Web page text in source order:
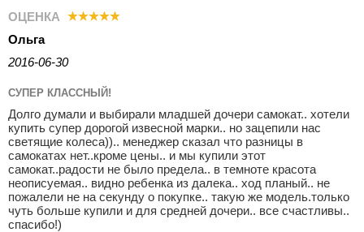
ОЦЕНКА
Ольга
2016-06-30
СУПЕР КЛАССНЫЙ!
Долго думали и выбирали младшей дочери самокат.. хотели
купить супер дорогой извесной марки.. но зацепили нас
светящие колеса)).. менеджер сказал что разницы в
самокатах нет..кроме цены.. и мы купили этот
самокат..радости не было предела.. в темноте красота
неописуемая.. видно ребенка из далека.. ход планый.. не
пожалели не на секунду о покупке.. такую же модель.только
чуть больше купили и для средней дочери.. все счастливы..
спасибо!)